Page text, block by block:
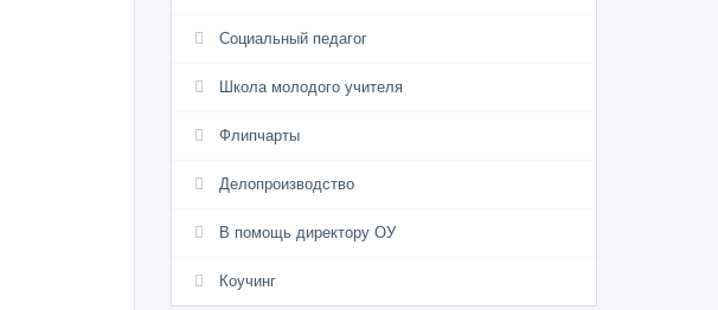
Социальный педагог
Школа молодого учителя
Флипчарты
Делопроизводство
В помощь директору ОУ
Коучинг